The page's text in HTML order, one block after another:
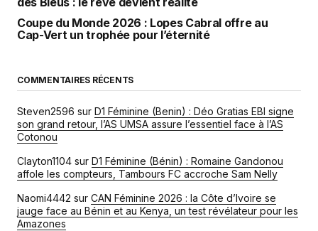
Coupe du Monde 2026 : Lopes Cabral offre au
Cap-Vert un trophée pour l’éternité
COMMENTAIRES RÉCENTS
Steven2596 sur D1 Féminine (Benin) : Déo Gratias EBI signe
son grand retour, l’AS UMSA assure l’essentiel face à l’AS
Cotonou
Clayton1104 sur D1 Féminine (Bénin) : Romaine Gandonou
affole les compteurs, Tambours FC accroche Sam Nelly
Naomi4442 sur CAN Féminine 2026 : la Côte d’Ivoire se
jauge face au Bénin et au Kenya, un test révélateur pour les
Amazones